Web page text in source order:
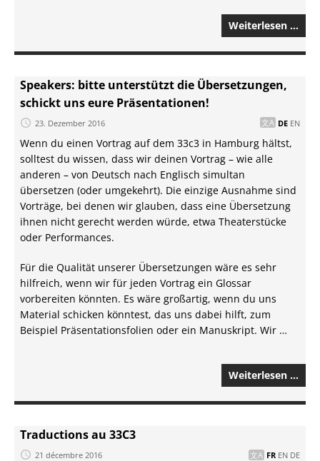
Weiterlesen …
Speakers: bitte unterstützt die Übersetzungen,
schickt uns eure Präsentationen!
23. Dezember 2016 DE EN
Wenn du einen Vortrag auf dem 33c3 in Hamburg hältst,
solltest du wissen, dass wir deinen Vortrag – wie alle
anderen – von Deutsch nach Englisch simultan
übersetzen (oder umgekehrt). Die einzige Ausnahme sind
Vorträge, bei denen wir glauben, dass eine Übersetzung
ihnen nicht gerecht werden würde, etwa Theaterstücke
oder Performances.
Für die Qualität unserer Übersetzungen wäre es sehr
hilfreich, wenn wir für jeden Vortrag ein Glossar
vorbereiten könnten. Es wäre großartig, wenn du uns
Material schicken könntest, das uns dabei hilft, zum
Beispiel Präsentationsfolien oder ein Manuskript. Wir …
Weiterlesen …
Traductions au 33C3
21 décembre 2016 FR EN DE